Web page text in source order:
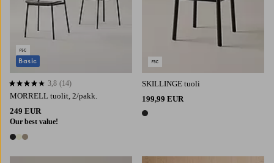
MORRELL tuolit, 2/pakk.
249 EUR
Our best value!
3 värejä
3,8 perustuen 14 arvosanaan
3,8 (14)
Basic
SKILLINGE tuoli
199,99 EUR
1 väri